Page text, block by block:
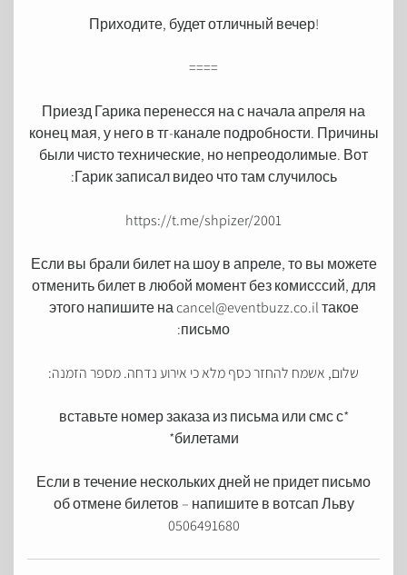
Приходите, будет отличный вечер!
====
Приезд Гарика перенесся на с начала апреля на
конец мая, у него в тг-канале подробности. Причины
были чисто технические, но непреодолимые. Вот
Гарик записал видео что там случилось:
https://t.me/shpizer/2001
Если вы брали билет на шоу в апреле, то вы можете
отменить билет в любой момент без комисссий, для
этого напишите на cancel@eventbuzz.co.il такое
письмо:
שלום, אשמח להחזר כסף מלא כי אירוע נדחה. מספר הזמנה:
*вставьте номер заказа из письма или смс с
билетами*
Если в течение нескольких дней не придет письмо
об отмене билетов – напишите в вотсап Льву
0506491680